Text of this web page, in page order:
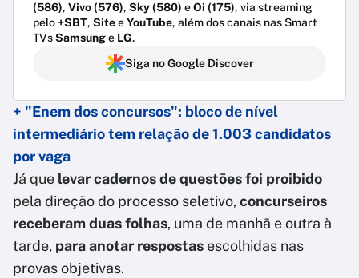
(586), Vivo (576), Sky (580) eOi (175), via streaming
pelo+SBT, SiteeYouTube, além dos canais nas Smart
TVsSamsunge LG.
Siga no Google Discover
+ "Enem dos concursos": bloco de nível
intermediário tem relação de 1.003 candidatos
por vaga
Já que levar cadernos de questões foi proibido
pela direção do processo seletivo, concurseiros
receberam duas folhas, uma de manhã e outra à
tarde, para anotar respostas escolhidas nas
provas objetivas.